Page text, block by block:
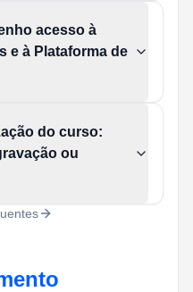
acesso à
e à Plataforma de
do curso:
ou